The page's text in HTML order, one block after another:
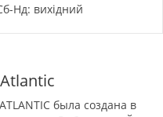
Нд: вихідний
была создана в